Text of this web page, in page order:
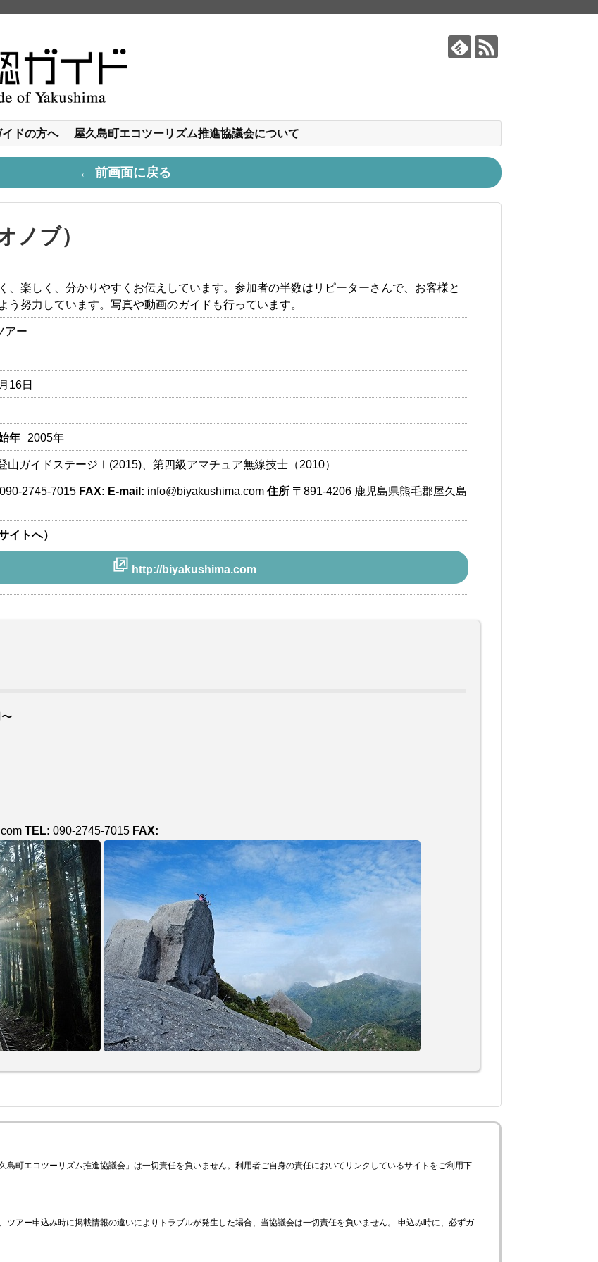
イドの方へ 屋久島町エコツーリズム推進協議会について
← 前画面に戻る
ノブ）
、楽しく、分かりやすくお伝えしています。参加者の半数はリピーターさんで、お客様と
う努力しています。写真や動画のガイドも行っています。
アー
16日
年 2005年
山ガイドステージⅠ(2015)、第四級アマチュア無線技士（2010）
090-2745-7015 FAX: E-mail: info@biyakushima.com 住所 〒891-4206 鹿児島県熊毛郡屋久島
イトへ）
http://biyakushima.com
TEL: 090-2745-7015 FAX:
島町エコツーリズム推進協議会」は一切責任を負いません。利用者ご自身の責任においてリンクしているサイトをご利用下
ツアー申込み時に掲載情報の違いによりトラブルが発生した場合、当協議会は一切責任を負いません。 申込み時に、必ずガ